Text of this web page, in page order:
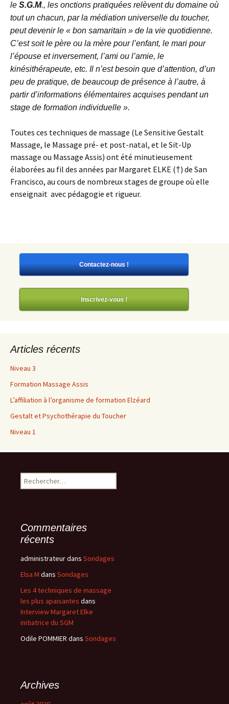
le S.G.M., les onctions pratiquées relèvent du domaine où
tout un chacun, par la médiation universelle du toucher,
peut devenir le « bon samaritain » de la vie quotidienne.
C’est soit le père ou la mère pour l’enfant, le mari pour
l’épouse et inversement, l’ami ou l’amie, le
kinésithérapeute, etc. Il n’est besoin que d’attention, d’un
peu de pratique, de beaucoup de présence à l’autre, à
partir d’informations élémentaires acquises pendant un
stage de formation individuelle ».
Toutes ces techniques de massage (Le Sensitive Gestalt
Massage, le Massage pré- et post-natal, et le Sit-Up
massage ou Massage Assis) ont été minutieusement
élaborées au fil des années par Margaret ELKE (†) de San
Francisco, au cours de nombreux stages de groupe où elle
enseignait avec pédagogie et rigueur.
Contactez-nous !
Inscrivez-vous !
Articles récents
Niveau 3
Formation Massage Assis
L’affiliation à l’organisme de formation Elzéard
Gestalt et Psychothérapie du Toucher
Niveau 1
Rechercher :
Commentaires
récents
administrateurdans Sondages
Elsa M dans Sondages
Les 4 techniques de massage
les plus apaisantes dans
Interview Margaret Elke
initiatrice du SGM
Odile POMMIER dans Sondages
Archives